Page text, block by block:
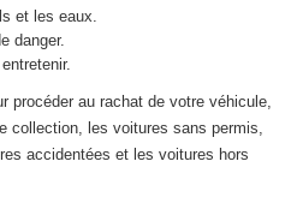
et les eaux.
danger.
procéder au rachat de votre véhicule,
collection, les voitures sans permis,
accidentées et les voitures hors